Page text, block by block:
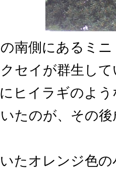
南側にあるミ
セイが群生し
ヒイラギのよ
たのが、その
たオレンジ色